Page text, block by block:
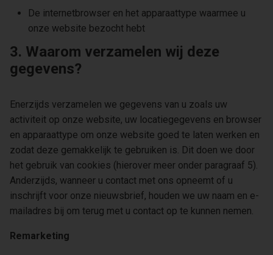
De internetbrowser en het apparaattype waarmee u
onze website bezocht hebt
3. Waarom verzamelen wij deze
gegevens?
Enerzijds verzamelen we gegevens van u zoals uw
activiteit op onze website, uw locatiegegevens en browser
en apparaattype om onze website goed te laten werken en
zodat deze gemakkelijk te gebruiken is. Dit doen we door
het gebruik van cookies (hierover meer onder paragraaf 5).
Anderzijds, wanneer u contact met ons opneemt of u
inschrijft voor onze nieuwsbrief, houden we uw naam en e-
mailadres bij om terug met u contact op te kunnen nemen.
Remarketing